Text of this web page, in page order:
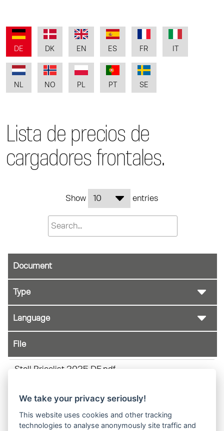
DE DK EN ES FR
NL NO PL PT SE
Lista de precios de
cargadores frontales.
Show entries
Document
File
Stoll Pricelist 2025 DE.pdf
DE
We take your privacy seriously!
This website uses cookies and other tracking
technologies to analyse anonymously site traffic and